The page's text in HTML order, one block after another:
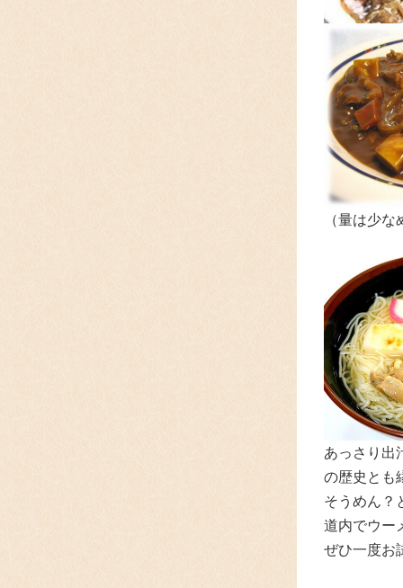
（量は少
あっさり出
の歴史とも
そうめん？
道内でウー
ぜひ一度お